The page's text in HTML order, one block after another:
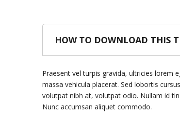
HOW TO DOWNLOAD THIS
Praesent vel turpis gravida, ultricies lorem
massa vehicula placerat. Sed lobortis
volutpat nibh at, volutpat odio. Nullam id
Nunc accumsan aliquet commodo.